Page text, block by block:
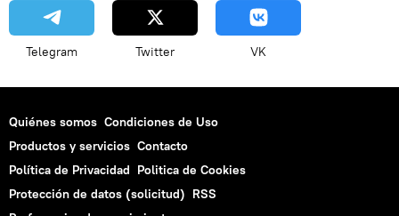
Telegram Twitter VK
Quiénes somos Condiciones de Uso
Productos y servicios Contacto
Política de Privacidad Politica de Cookies
Protección de datos (solicitud) RSS